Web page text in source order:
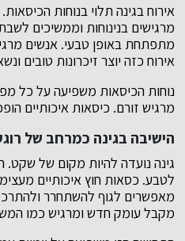
אירוח בגינה תלוי בנוחות
מרגישים בנינוחות וממשיכים
מתפתחת באופן טבעי. אנשים
אירוח כזה יוצר זיכרונות טובים
נוחות הכיסאות משפיעה על כל
מרגיש זורם. כיסאות איכותיים
הישיבה בגינה כמרחב של
גינה נועדה להיות מקום של שקט.
לטבע. כסאות חוץ איכותיים
מאפשרים לגוף להשתחרר
מקבל עומק חדש ומרגיש כמו